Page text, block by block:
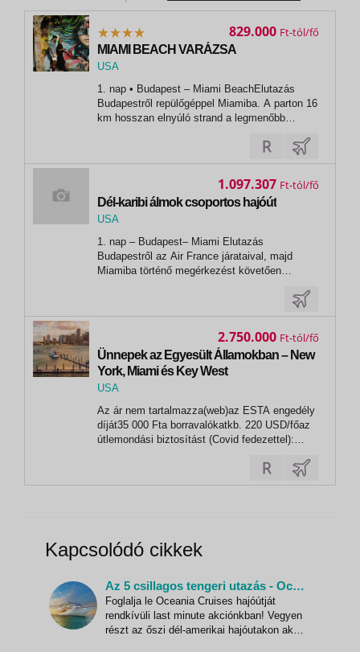
MIAMI BEACH VARÁZSA
USA
Miami
1. nap • Budapest – Miami BeachElutazás
Budapestről repülőgéppel Miamiba. A parton 16
km hosszan elnyúló strand a legmenőbb
éttermek, bárok, sörözők, vendéglők, kávézók
váltják egymást. Transzfer a szállodába. Öt
829.000 Ft
Dél-karibi álmok csoportos hajóút
USA
Miami
1. nap – Budapest– Miami Elutazás
Budapestről az Air France járataival, majd
Miamiba történő megérkezést követően
1.097.307 Ft
Ünnepek az Egyesült Államokban – New
York, Miami és Key West
USA
New York
Az ár nem tartalmazza(web)az ESTA engedély
díját35 000 Fta borravalókatkb. 220 USD/főaz
útlemondási biztosítást (Covid fedezettel):
375 000 FtFakultatív programokBBP
utasbiztosítás(EUB Biztosító)- Air & Cruise
2.750.000 Ft
Kapcsolódó cikkek
Az 5 csillagos tengeri utazás - Oceania Cruises hajóutak
Foglalja le Oceania Cruises hajóútját
rendkívüli last minute akciónkban! Vegyen
részt az őszi dél-amerikai hajóutakon akár